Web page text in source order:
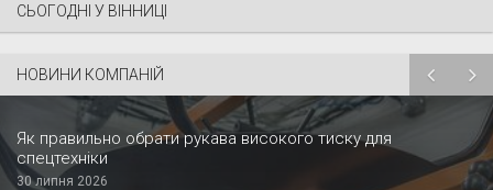
СЬОГОДНІ У ВІННИЦІ
НОВИНИ КОМПАНІЙ
Як правильно обрати рукава високого тиску для
спецтехніки
30 липня 2026